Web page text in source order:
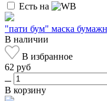
Есть на
"пати бум" маска
В наличии
В избранное
62 руб
В корзину